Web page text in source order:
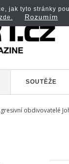
SOUTĚŽE
obdivovatelé
jak tyto stránky
zde. Rozumím